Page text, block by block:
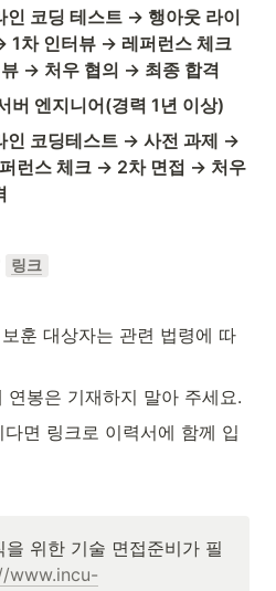
코딩 테스트 → 행아웃 라이
1차 인터뷰 → 레퍼런스 체크
→ 처우 협의 → 최종 합격
엔지니어(경력 1년 이상)
인 코딩테스트 → 사전 과제 →
런스 체크 → 2차 면접 → 처우
링크
훈 대상자는 관련 법령에 따
연봉은 기재하지 말아 주세요.
면 링크로 이력서에 함께 입
위한 기술 면접준비가 필
www.incu-